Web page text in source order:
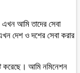
আমি তাদের সেবা
দেশ ও দশের সেবা করার
করেছে। আমি নমিনেশন